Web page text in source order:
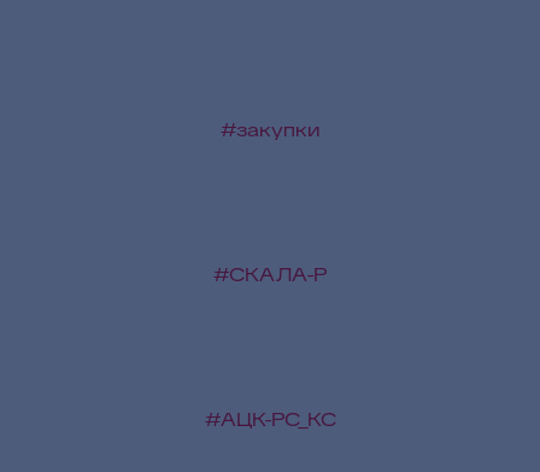
#закупки
#СКАЛА-Р
#АЦК-РС_КС